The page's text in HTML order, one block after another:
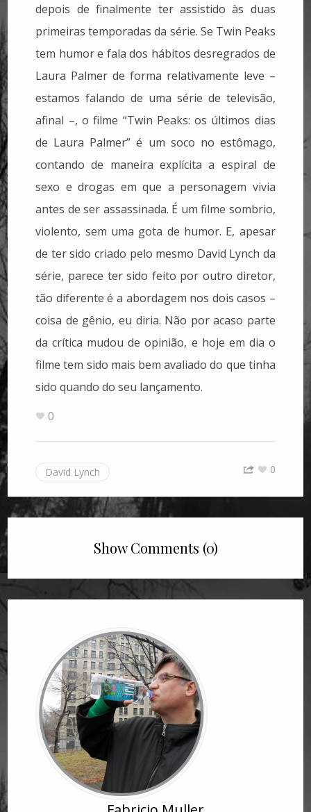
depois de finalmente ter assistido às duas
primeiras temporadas da série. Se Twin Peaks
tem humor e fala dos hábitos desregrados de
Laura Palmer de forma relativamente leve –
estamos falando de uma série de televisão,
afinal –, o filme “Twin Peaks: os últimos dias
de Laura Palmer” é um soco no estômago,
contando de maneira explícita a espiral de
sexo e drogas em que a personagem vivia
antes de ser assassinada. É um filme sombrio,
violento, sem uma gota de humor. E, apesar
de ter sido criado pelo mesmo David Lynch da
série, parece ter sido feito por outro diretor,
tão diferente é a abordagem nos dois casos –
coisa de gênio, eu diria. Não por acaso parte
da crítica mudou de opinião, e hoje em dia o
filme tem sido mais bem avaliado do que tinha
sido quando do seu lançamento.
0
David Lynch 0
Show Comments (0)